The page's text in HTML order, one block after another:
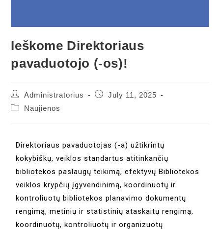
Ieškome Direktoriaus
pavaduotojo (-os)!
Administratorius
July 11, 2025
Naujienos
Direktoriaus pavaduotojas (-a) užtikrintų
kokybiškų, veiklos standartus atitinkančių
bibliotekos paslaugų teikimą, efektyvų Bibliotekos
veiklos krypčių įgyvendinimą, koordinuotų ir
kontroliuotų bibliotekos planavimo dokumentų
rengimą, metinių ir statistinių ataskaitų rengimą,
koordinuotų, kontroliuotų ir organizuotų